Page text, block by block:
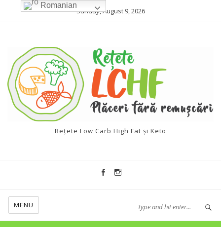
Sunday, August 9, 2026
Rețete Low Carb High Fat și Keto
MENU
Romanian